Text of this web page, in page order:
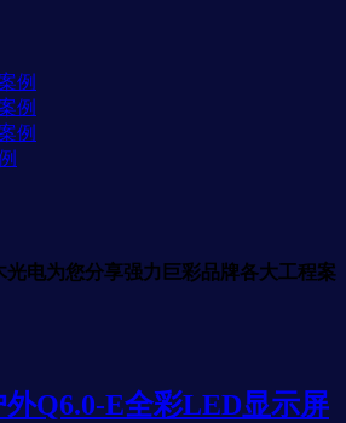
例
例
例
光电为您分享强力巨彩品牌各大工程案
Q6.0-E全彩LED显示屏